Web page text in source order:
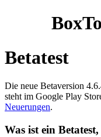
Betatest
Die neue Betaversion
steht im Google Play
Neuerungen.
Was ist ein